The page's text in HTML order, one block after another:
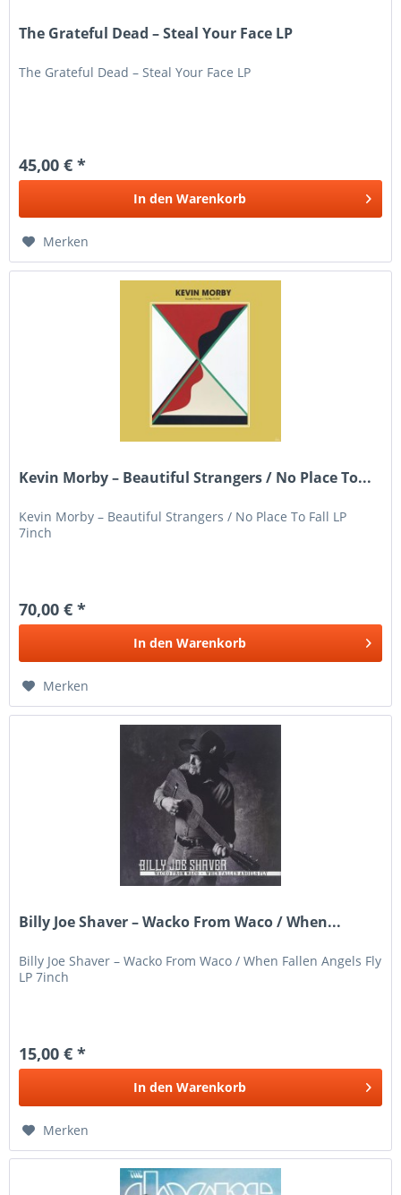
The Grateful Dead – Steal Your Face LP
The Grateful Dead – Steal Your Face LP
45,00 € *
In den Warenkorb
Merken
Kevin Morby – Beautiful Strangers / No Place To...
Kevin Morby – Beautiful Strangers / No Place To Fall LP
7inch
70,00 € *
In den Warenkorb
Merken
Billy Joe Shaver – Wacko From Waco / When...
Billy Joe Shaver – Wacko From Waco / When Fallen Angels Fly
LP 7inch
15,00 € *
In den Warenkorb
Merken